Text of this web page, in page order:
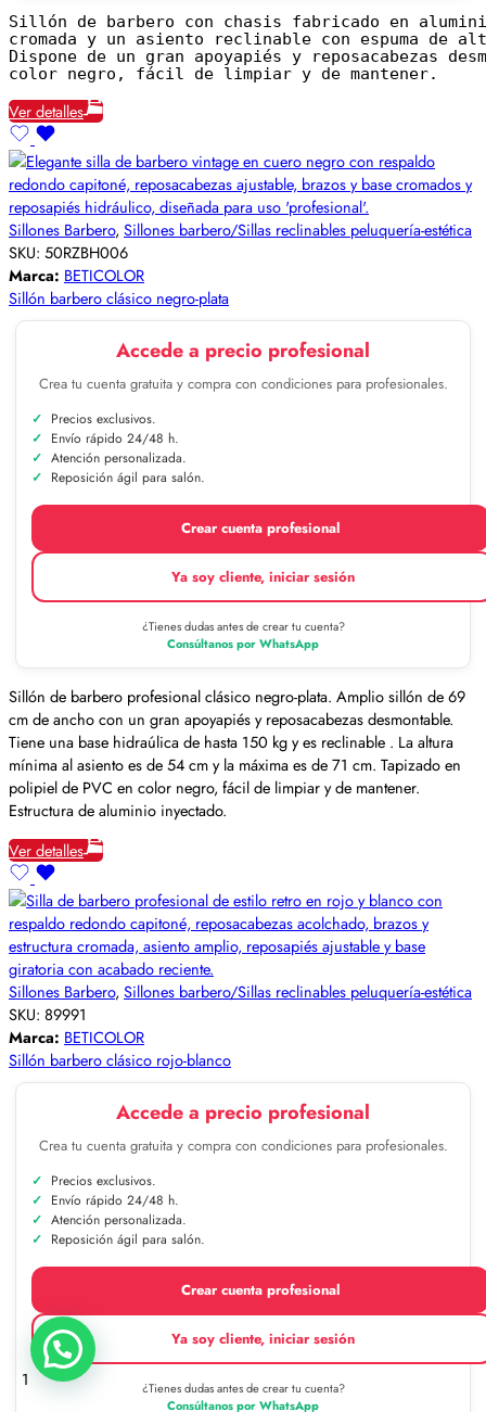
Sillón de barbero con chasis fabricado en
cromada y un asiento reclinable con espuma de
Dispone de un gran apoyapiés y reposacabezas
color negro, fácil de limpiar y de mantener.
Ver detalles
Sillones Barbero, Sillones barbero/Sillas reclinables peluquería-estética
SKU: 50RZBH006
Marca: BETICOLOR
Sillón barbero clásico negro-plata
Accede a precio profesional
Crea tu cuenta gratuita y compra con condiciones para profesionales.
Precios exclusivos.
Envío rápido 24/48 h.
Atención personalizada.
Reposición ágil para salón.
Crear cuenta profesional
Ya soy cliente, iniciar sesión
¿Tienes dudas antes de crear tu cuenta?
Consúltanos por WhatsApp
Sillón de barbero profesional clásico negro-plata. Amplio sillón de 69
cm de ancho con un gran apoyapiés y reposacabezas desmontable.
Tiene una base hidraúlica de hasta 150 kg y es reclinable . La altura
mínima al asiento es de 54 cm y la máxima es de 71 cm. Tapizado en
polipiel de PVC en color negro, fácil de limpiar y de mantener.
Estructura de aluminio inyectado.
Ver detalles
Sillones Barbero, Sillones barbero/Sillas reclinables peluquería-estética
SKU: 89991
Marca: BETICOLOR
Sillón barbero clásico rojo-blanco
Accede a precio profesional
Crea tu cuenta gratuita y compra con condiciones para profesionales.
Precios exclusivos.
Envío rápido 24/48 h.
Atención personalizada.
Reposición ágil para salón.
Crear cuenta profesional
Ya soy cliente, iniciar sesión
¿Tienes dudas antes de crear tu cuenta?
Consúltanos por WhatsApp
1